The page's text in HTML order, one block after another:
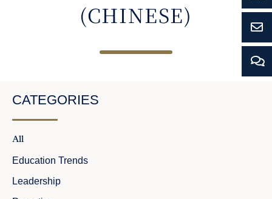
(CHINESE)
CATEGORIES
All
Education Trends
Leadership